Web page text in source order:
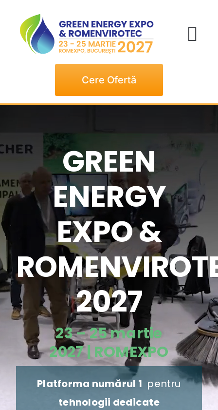
content
Vizitatori
Evenimente
Ştiri
Download App
Cere Ofertă
GREEN
ENERGY
EXPO &
2027
23 – 25 martie
2027 | ROMEXPO
Platforma numărul 1 pentru
tehnologii dedicate